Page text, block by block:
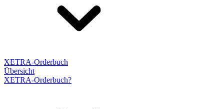
XETRA-Orderbuch
Übersicht
XETRA-Orderbuch?